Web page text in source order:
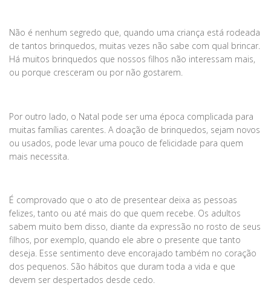
Não é nenhum segredo que, quando uma criança está rodeada
de tantos brinquedos, muitas vezes não sabe com qual brincar.
Há muitos brinquedos que nossos filhos não interessam mais,
ou porque cresceram ou por não gostarem.
Por outro lado, o Natal pode ser uma época complicada para
muitas famílias carentes. A doação de brinquedos, sejam novos
ou usados, pode levar uma pouco de felicidade para quem
mais necessita.
É comprovado que o ato de presentear deixa as pessoas
felizes, tanto ou até mais do que quem recebe. Os adultos
sabem muito bem disso, diante da expressão no rosto de seus
filhos, por exemplo, quando ele abre o presente que tanto
deseja. Esse sentimento deve encorajado também no coração
dos pequenos. São hábitos que duram toda a vida e que
devem ser despertados desde cedo.